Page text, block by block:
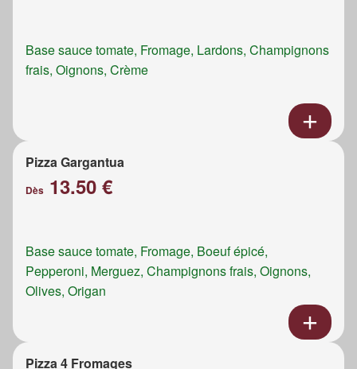
Base sauce tomate, Fromage, Lardons, Champignons
frais, Oignons, Crème
Pizza Gargantua
Dès 13.50 €
Base sauce tomate, Fromage, Boeuf épicé,
Pepperoni, Merguez, Champignons frais, Oignons,
Olives, Origan
Pizza 4 Fromages